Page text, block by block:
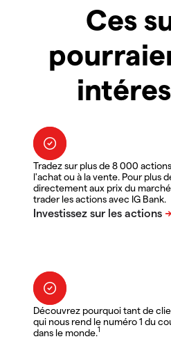
Ces
Tradez sur plus de 8 000
l'achat ou à la vente. Pour plus
directement aux prix du
trader les actions avec IG Bank.
Découvrez pourquoi tant de
qui nous rend le numéro 1 du
dans le monde.1